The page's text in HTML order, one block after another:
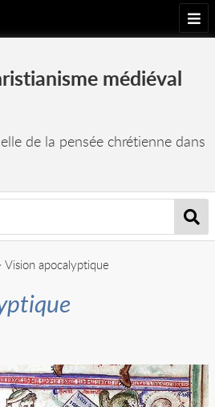
médiéval
de la pensée chrétienne dans
apocalyptique